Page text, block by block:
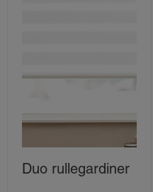
Duo rullegardiner